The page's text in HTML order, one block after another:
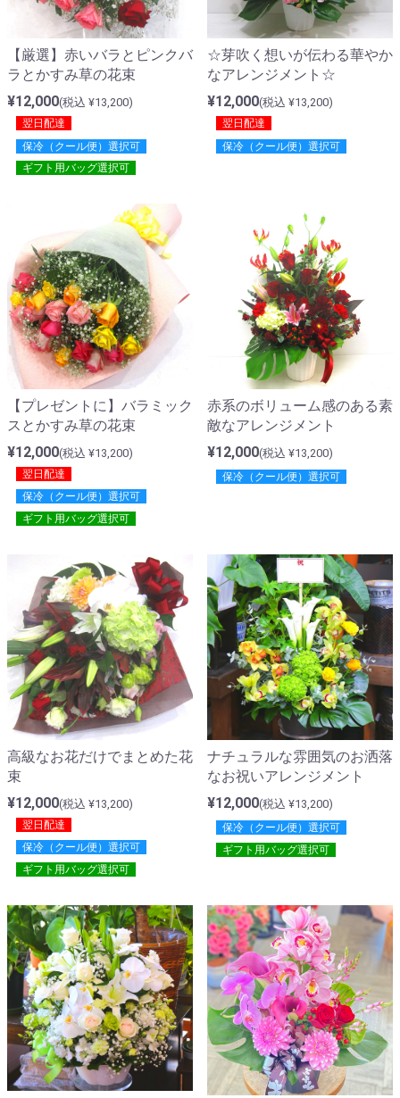
【厳選】赤いバラとピンクバ
ラとかすみ草の花束
¥12,000(税込 ¥13,200)
翌日配達
保冷（クール便）選択可
ギフト用バッグ選択可
☆芽吹く想いが伝わる華やか
なアレンジメント☆
¥12,000(税込 ¥13,200)
翌日配達
保冷（クール便）選択可
【プレゼントに】バラミック
スとかすみ草の花束
¥12,000(税込 ¥13,200)
翌日配達
保冷（クール便）選択可
ギフト用バッグ選択可
赤系のボリューム感のある素
敵なアレンジメント
¥12,000(税込 ¥13,200)
保冷（クール便）選択可
高級なお花だけでまとめた花
束
¥12,000(税込 ¥13,200)
翌日配達
保冷（クール便）選択可
ギフト用バッグ選択可
ナチュラルな雰囲気のお洒落
なお祝いアレンジメント
¥12,000(税込 ¥13,200)
保冷（クール便）選択可
ギフト用バッグ選択可